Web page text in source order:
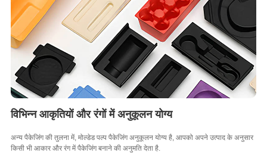
विभिन्न आकृतियों और रंगों में अनुकूलन योग्य
अन्य पैकेजिंग की तुलना में, मोल्डेड पल्प पैकेजिंग अनुकूलन योग्य है, आपको अपने उत्पाद के अनुसार
किसी भी आकार और रंग में पैकेजिंग बनाने की अनुमति देता है.